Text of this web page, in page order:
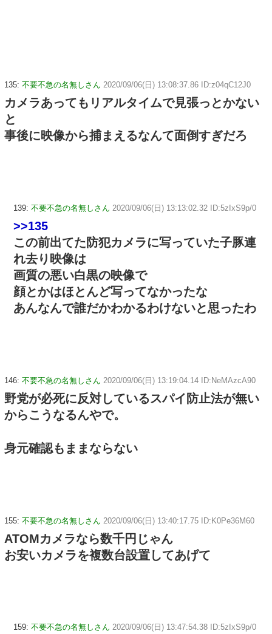
135: 不要不急の名無しさん 2020/09/06(日) 13:08:37.86 ID:z04qC12J0
カメラあってもリアルタイムで見張っとかない
と
事後に映像から捕まえるなんて面倒すぎだろ
139: 不要不急の名無しさん 2020/09/06(日) 13:13:02.32 ID:5zIxS9p/0
>>135
この前出てた防犯カメラに写っていた子豚連
れ去り映像は
画質の悪い白黒の映像で
顔とかはほとんど写ってなかったな
あんなんで誰だかわかるわけないと思ったわ
146: 不要不急の名無しさん 2020/09/06(日) 13:19:04.14 ID:NeMAzcA90
野党が必死に反対しているスパイ防止法が無い
からこうなるんやで。
身元確認もままならない
155: 不要不急の名無しさん 2020/09/06(日) 13:40:17.75 ID:K0Pe36M60
ATOMカメラなら数千円じゃん
お安いカメラを複数台設置してあげて
159: 不要不急の名無しさん 2020/09/06(日) 13:47:54.38 ID:5zIxS9p/0